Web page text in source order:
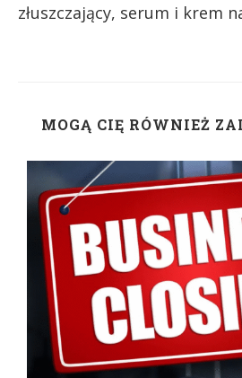
złuszczający, serum i krem
MOGĄ CIĘ RÓWNIEŻ